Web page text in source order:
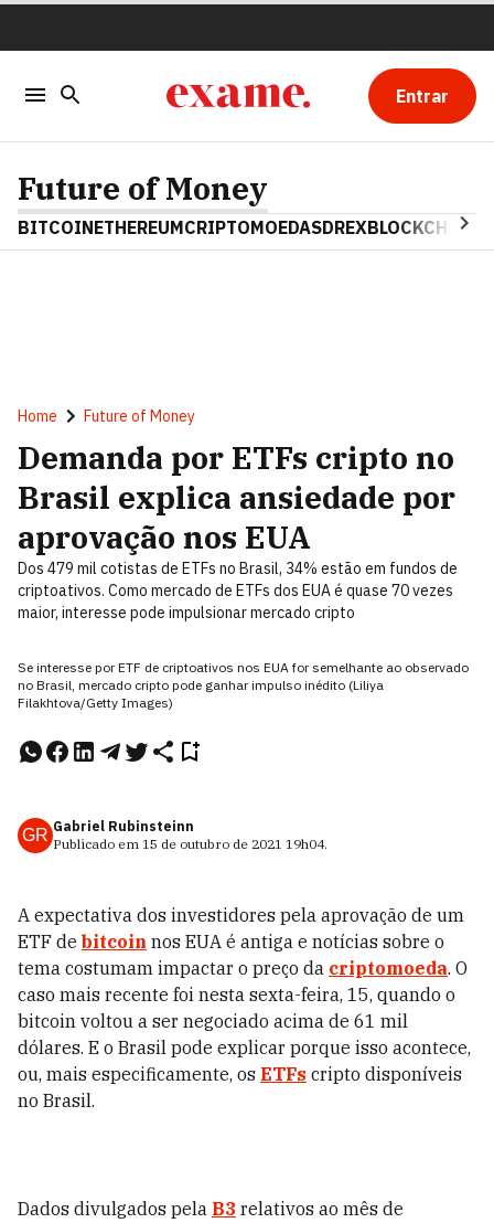
Entrar
Future of Money
BITCOINETHEREUMCRIPTOMOEDASDREXBLOCKCHAIN
Home Future of Money
Demanda por ETFs cripto no
Brasil explica ansiedade por
aprovação nos EUA
Dos 479 mil cotistas de ETFs no Brasil, 34% estão em fundos de
criptoativos. Como mercado de ETFs dos EUA é quase 70 vezes
maior, interesse pode impulsionar mercado cripto
Se interesse por ETF de criptoativos nos EUA for semelhante ao observado
no Brasil, mercado cripto pode ganhar impulso inédito (Liliya
Filakhtova/Getty Images)
GR Gabriel Rubinsteinn
Publicado em 15 de outubro de 2021 19h04.
A expectativa dos investidores pela aprovação de um
ETF de bitcoin nos EUA é antiga e notícias sobre o
tema costumam impactar o preço da criptomoeda. O
caso mais recente foi nesta sexta-feira, 15, quando o
bitcoin voltou a ser negociado acima de 61 mil
dólares. E o Brasil pode explicar porque isso acontece,
ou, mais especificamente, os ETFs cripto disponíveis
no Brasil.
Dados divulgados pela B3 relativos ao mês de